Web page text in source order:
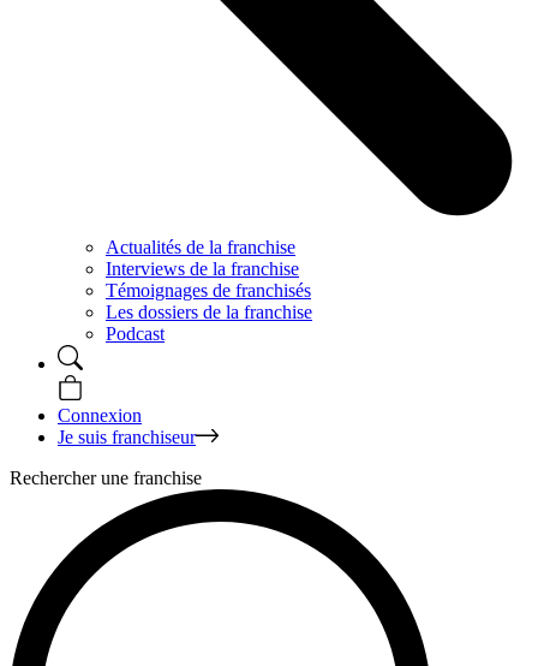
Actualités de la franchise
Interviews de la franchise
Témoignages de franchisés
Les dossiers de la franchise
Podcast
Connexion
Je suis franchiseur
Rechercher une franchise